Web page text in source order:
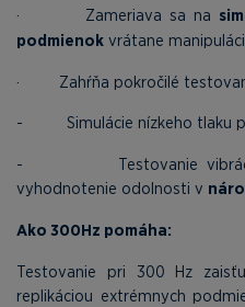
· Zameriava sa na
podmienok vrátane
· Zahŕňa pokročilé
- Simulácie nízkeho tlaku
- Testovanie
vyhodnotenie odolnosti v
Ako 300Hz pomáha:
Testovanie pri 300 Hz
replikáciou extrémnych